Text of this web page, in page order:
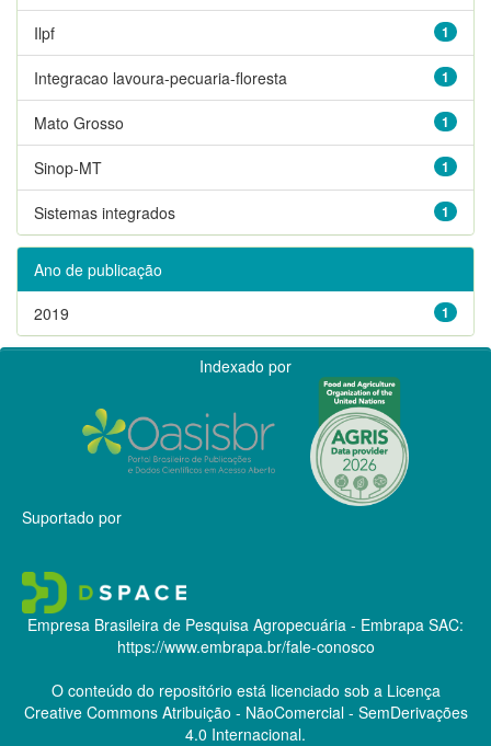
1
Ilpf
1
Integracao lavoura-pecuaria-floresta
1
Mato Grosso
1
Sinop-MT
1
Sistemas integrados
Ano de publicação
1
2019
Indexado por
Suportado por
Empresa Brasileira de Pesquisa Agropecuária - Embrapa SAC:
https://www.embrapa.br/fale-conosco
O conteúdo do repositório está licenciado sob a Licença
Creative CommonsAtribuição - NãoComercial - SemDerivações
4.0 Internacional.